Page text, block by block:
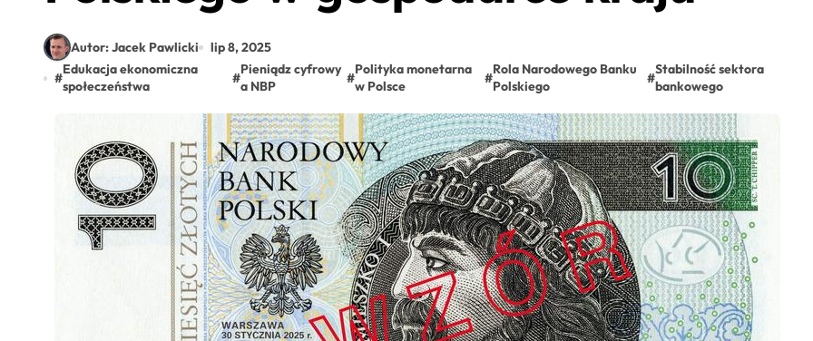
Autor: Jacek Pawlicki
lip 8, 2025
#
Edukacja ekonomiczna
społeczeństwa
#
Pieniądz cyfrowy
a NBP
#
Polityka monetarna
w Polsce
#
Rola Narodowego Banku
Polskiego
#
Stabilność sektora
bankowego